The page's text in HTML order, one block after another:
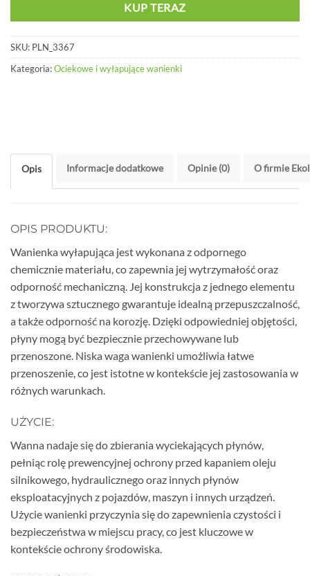
KUP TERAZ
SKU: PLN_3367
Kategoria:Ociekowe i wyłapujące wanienki
Opis Informacje dodatkowe Opinie (0) O firmie
OPIS PRODUKTU:
Wanienka wyłapująca jest wykonana z odpornego
chemicznie materiału, co zapewnia jej wytrzymałość oraz
odporność mechaniczną. Jej konstrukcja z jednego elementu
z tworzywa sztucznego gwarantuje idealną przepuszczalność,
a także odporność na korozję. Dzięki odpowiedniej objętości,
płyny mogą być bezpiecznie przechowywane lub
przenoszone. Niska waga wanienki umożliwia łatwe
przenoszenie, co jest istotne w kontekście jej zastosowania w
różnych warunkach.
UŻYCIE:
Wanna nadaje się do zbierania wyciekających płynów,
pełniąc rolę prewencyjnej ochrony przed kapaniem oleju
silnikowego, hydraulicznego oraz innych płynów
eksploatacyjnych z pojazdów, maszyn i innych urządzeń.
Użycie wanienki przyczynia się do zapewnienia czystości i
bezpieczeństwa w miejscu pracy, co jest kluczowe w
kontekście ochrony środowiska.